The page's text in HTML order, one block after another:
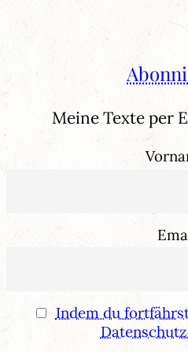
Meine Texte per
Indem du